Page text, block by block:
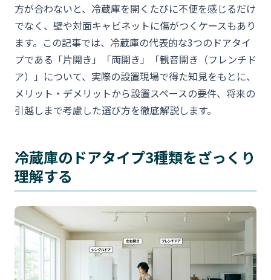
方が合わないと、冷蔵庫を開くたびに不便を感じるだけ
でなく、壁や対面キャビネットに傷がつくケースもあり
ます。この記事では、冷蔵庫の代表的な3つのドアタイ
プである「片開き」「両開き」「観音開き（フレンチド
ア）」について、実際の設置現場で得た知見をもとに、
メリット・デメリットから設置スペースの要件、将来の
引越しまで考慮した選び方を徹底解説します。
冷蔵庫のドアタイプ3種類をざっくり
理解する